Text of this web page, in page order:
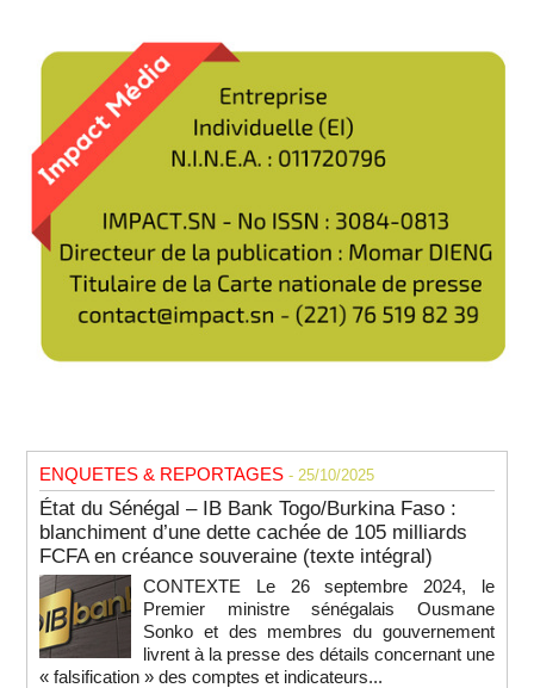
ENQUETES & REPORTAGES - 25/10/2025
État du Sénégal – IB Bank Togo/Burkina Faso :
blanchiment d’une dette cachée de 105 milliards
FCFA en créance souveraine (texte intégral)
CONTEXTE Le 26 septembre 2024, le
Premier ministre sénégalais Ousmane
Sonko et des membres du gouvernement
livrent à la presse des détails concernant une
« falsification » des comptes et indicateurs...